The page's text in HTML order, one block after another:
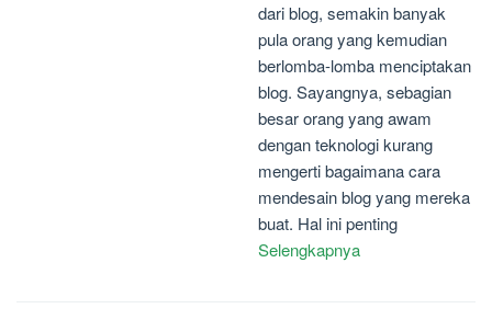
dari blog, semakin banyak
pula orang yang kemudian
berlomba-lomba menciptakan
blog. Sayangnya, sebagian
besar orang yang awam
dengan teknologi kurang
mengerti bagaimana cara
mendesain blog yang mereka
buat. Hal ini penting
Selengkapnya